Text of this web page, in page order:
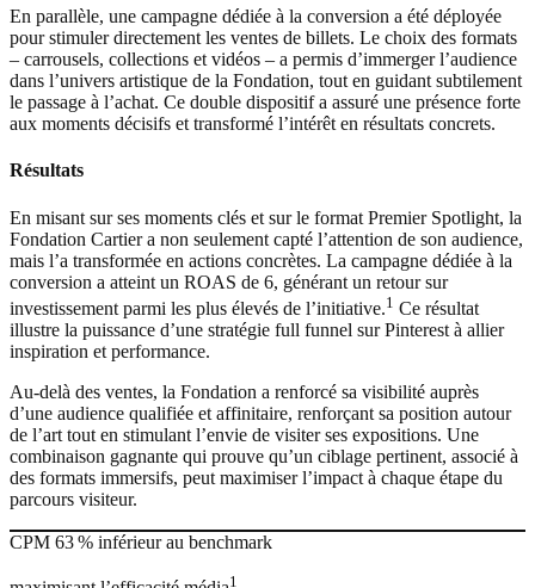
En parallèle, une campagne dédiée à la conversion a été déployée
pour stimuler directement les ventes de billets. Le choix des formats
– carrousels, collections et vidéos – a permis d’immerger l’audience
dans l’univers artistique de la Fondation, tout en guidant subtilement
le passage à l’achat. Ce double dispositif a assuré une présence forte
aux moments décisifs et transformé l’intérêt en résultats concrets.
Résultats
En misant sur ses moments clés et sur le format Premier Spotlight, la
Fondation Cartier a non seulement capté l’attention de son audience,
mais l’a transformée en actions concrètes. La campagne dédiée à la
conversion a atteint un ROAS de 6, générant un retour sur
investissement parmi les plus élevés de l’initiative.1 Ce résultat
illustre la puissance d’une stratégie full funnel sur Pinterest à allier
inspiration et performance.
Au-delà des ventes, la Fondation a renforcé sa visibilité auprès
d’une audience qualifiée et affinitaire, renforçant sa position autour
de l’art tout en stimulant l’envie de visiter ses expositions. Une
combinaison gagnante qui prouve qu’un ciblage pertinent, associé à
des formats immersifs, peut maximiser l’impact à chaque étape du
parcours visiteur.
CPM 63 % inférieur au benchmark
1